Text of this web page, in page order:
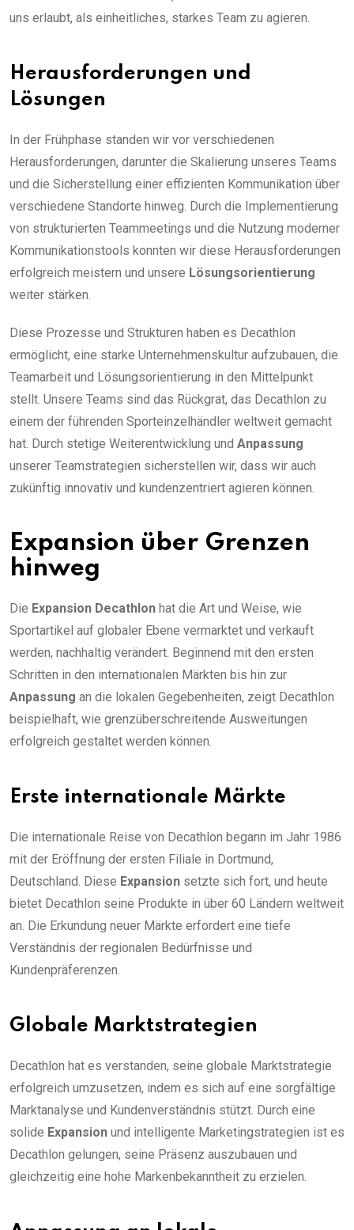
uns erlaubt, als einheitliches, starkes Team zu agieren.
Herausforderungen und
Lösungen
In der Frühphase standen wir vor verschiedenen
Herausforderungen, darunter die Skalierung unseres Teams
und die Sicherstellung einer effizienten Kommunikation über
verschiedene Standorte hinweg. Durch die Implementierung
von strukturierten Teammeetings und die Nutzung moderner
Kommunikationstools konnten wir diese Herausforderungen
erfolgreich meistern und unsere Lösungsorientierung
weiter stärken.
Diese Prozesse und Strukturen haben es Decathlon
ermöglicht, eine starke Unternehmenskultur aufzubauen, die
Teamarbeit und Lösungsorientierung in den Mittelpunkt
stellt. Unsere Teams sind das Rückgrat, das Decathlon zu
einem der führenden Sporteinzelhändler weltweit gemacht
hat. Durch stetige Weiterentwicklung und Anpassung
unserer Teamstrategien sicherstellen wir, dass wir auch
zukünftig innovativ und kundenzentriert agieren können.
Expansion über Grenzen
hinweg
Die Expansion Decathlon hat die Art und Weise, wie
Sportartikel auf globaler Ebene vermarktet und verkauft
werden, nachhaltig verändert. Beginnend mit den ersten
Schritten in den internationalen Märkten bis hin zur
Anpassung an die lokalen Gegebenheiten, zeigt Decathlon
beispielhaft, wie grenzüberschreitende Ausweitungen
erfolgreich gestaltet werden können.
Erste internationale Märkte
Die internationale Reise von Decathlon begann im Jahr 1986
mit der Eröffnung der ersten Filiale in Dortmund,
Deutschland. Diese Expansion setzte sich fort, und heute
bietet Decathlon seine Produkte in über 60 Ländern weltweit
an. Die Erkundung neuer Märkte erfordert eine tiefe
Verständnis der regionalen Bedürfnisse und
Kundenpräferenzen.
Globale Marktstrategien
Decathlon hat es verstanden, seine globale Marktstrategie
erfolgreich umzusetzen, indem es sich auf eine sorgfältige
Marktanalyse und Kundenverständnis stützt. Durch eine
solide Expansion und intelligente Marketingstrategien ist es
Decathlon gelungen, seine Präsenz auszubauen und
gleichzeitig eine hohe Markenbekanntheit zu erzielen.